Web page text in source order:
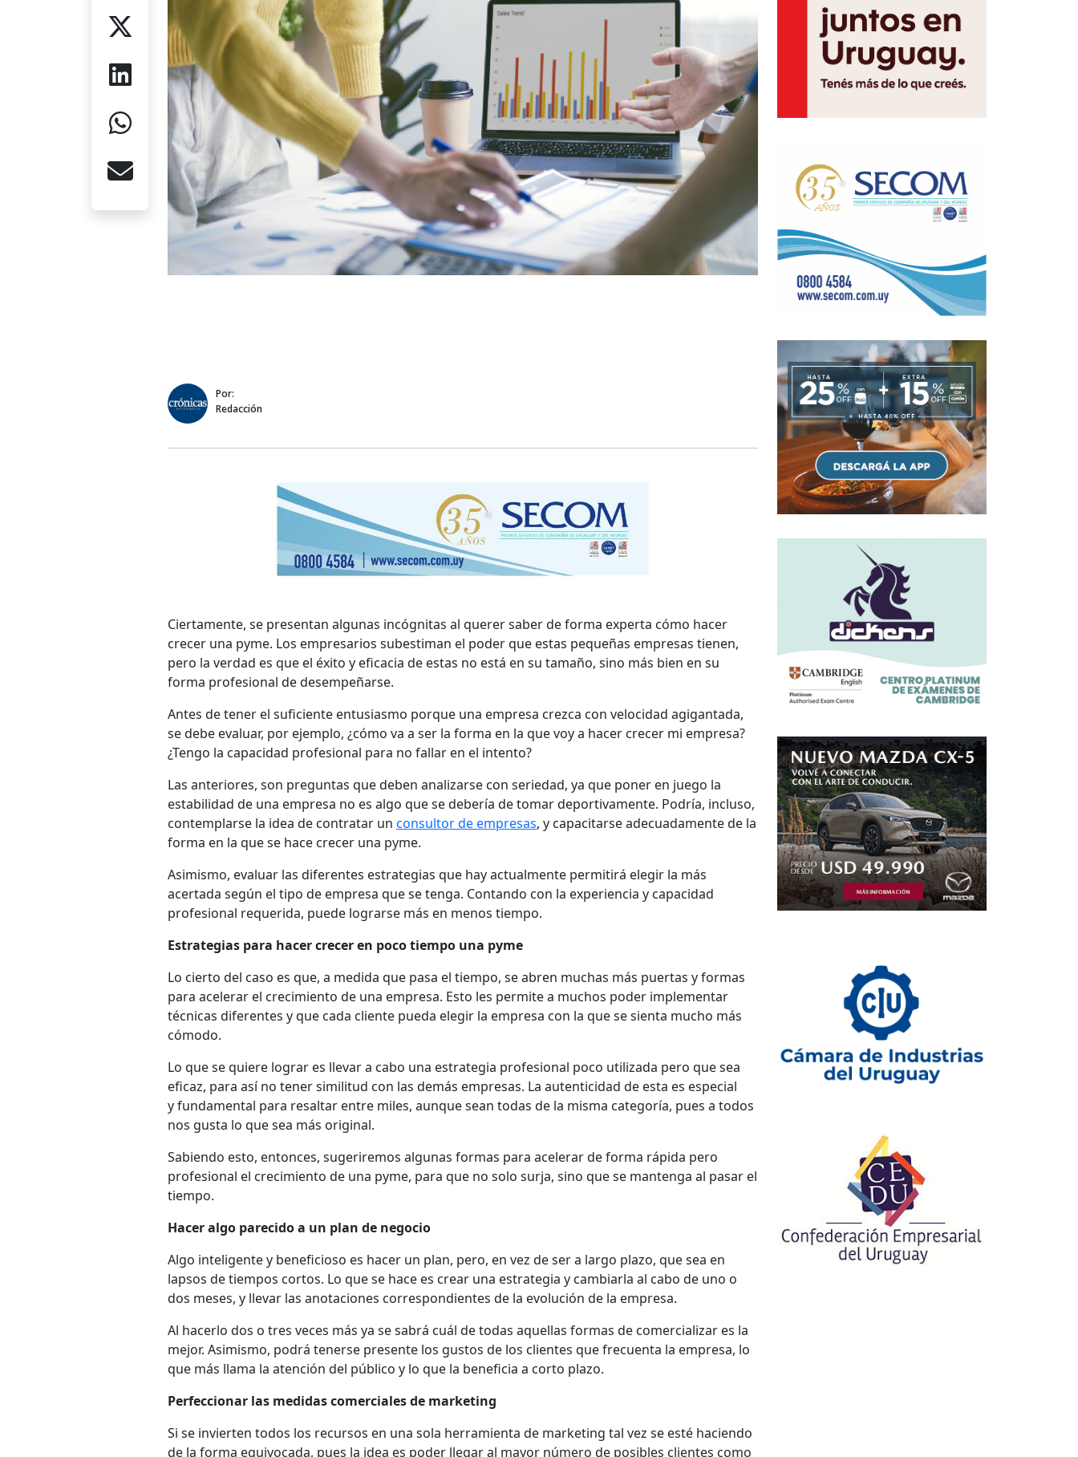
Por:
Redacción
Ciertamente, se presentan algunas incógnitas al querer saber de forma experta cómo hacer
crecer una pyme. Los empresarios subestiman el poder que estas pequeñas empresas tienen,
pero la verdad es que el éxito y eficacia de estas no está en su tamaño, sino más bien en su
forma profesional de desempeñarse.
Antes de tener el suficiente entusiasmo porque una empresa crezca con velocidad agigantada,
se debe evaluar, por ejemplo, ¿cómo va a ser la forma en la que voy a hacer crecer mi empresa?
¿Tengo la capacidad profesional para no fallar en el intento?
Las anteriores, son preguntas que deben analizarse con seriedad, ya que poner en juego la
estabilidad de una empresa no es algo que se debería de tomar deportivamente. Podría, incluso,
contemplarse la idea de contratar un consultor de empresas, y capacitarse adecuadamente de la
forma en la que se hace crecer una pyme.
Asimismo, evaluar las diferentes estrategias que hay actualmente permitirá elegir la más
acertada según el tipo de empresa que se tenga. Contando con la experiencia y capacidad
profesional requerida, puede lograrse más en menos tiempo.
Estrategias para hacer crecer en poco tiempo una pyme
Lo cierto del caso es que, a medida que pasa el tiempo, se abren muchas más puertas y formas
para acelerar el crecimiento de una empresa. Esto les permite a muchos poder implementar
técnicas diferentes y que cada cliente pueda elegir la empresa con la que se sienta mucho más
cómodo.
Lo que se quiere lograr es llevar a cabo una estrategia profesional poco utilizada pero que sea
eficaz, para así no tener similitud con las demás empresas. La autenticidad de esta es especial
y fundamental para resaltar entre miles, aunque sean todas de la misma categoría, pues a todos
nos gusta lo que sea más original.
Sabiendo esto, entonces, sugeriremos algunas formas para acelerar de forma rápida pero
profesional el crecimiento de una pyme, para que no solo surja, sino que se mantenga al pasar el
tiempo.
Hacer algo parecido a un plan de negocio
Algo inteligente y beneficioso es hacer un plan, pero, en vez de ser a largo plazo, que sea en
lapsos de tiempos cortos. Lo que se hace es crear una estrategia y cambiarla al cabo de uno o
dos meses, y llevar las anotaciones correspondientes de la evolución de la empresa.
Al hacerlo dos o tres veces más ya se sabrá cuál de todas aquellas formas de comercializar es la
mejor. Asimismo, podrá tenerse presente los gustos de los clientes que frecuenta la empresa, lo
que más llama la atención del público y lo que la beneficia a corto plazo.
Perfeccionar las medidas comerciales de marketing
Si se invierten todos los recursos en una sola herramienta de marketing tal vez se esté haciendo
de la forma equivocada, pues la idea es poder llegar al mayor número de posibles clientes como